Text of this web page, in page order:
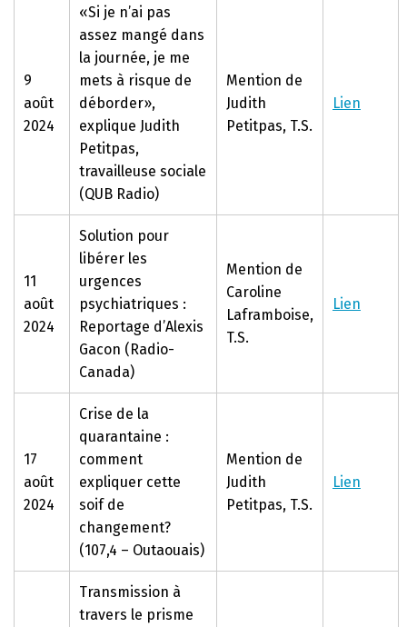
9
août
2024
«Si je n’ai pas
assez mangé dans
la journée, je me
mets à risque de
déborder»,
explique Judith
Petitpas,
travailleuse sociale
(QUB Radio)
Mention de
Judith
Petitpas, T.S.
Lien
11
août
2024
Solution pour
libérer les
urgences
psychiatriques :
Reportage d’Alexis
Gacon (Radio-
Canada)
Mention de
Caroline
Laframboise,
T.S.
Lien
17
août
2024
Crise de la
quarantaine :
comment
expliquer cette
soif de
changement?
(107,4 – Outaouais)
Mention de
Judith
Petitpas, T.S.
Lien
Transmission à
travers le prisme